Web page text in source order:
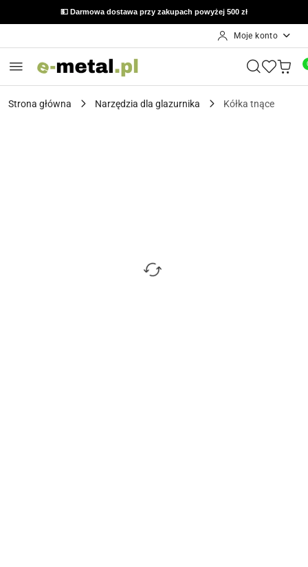
💵 Darmowa dostawa przy zakupach powyżej 500 zł
Moje konto
Strona główna Narzędzia dla glazurnika Kółka tnące